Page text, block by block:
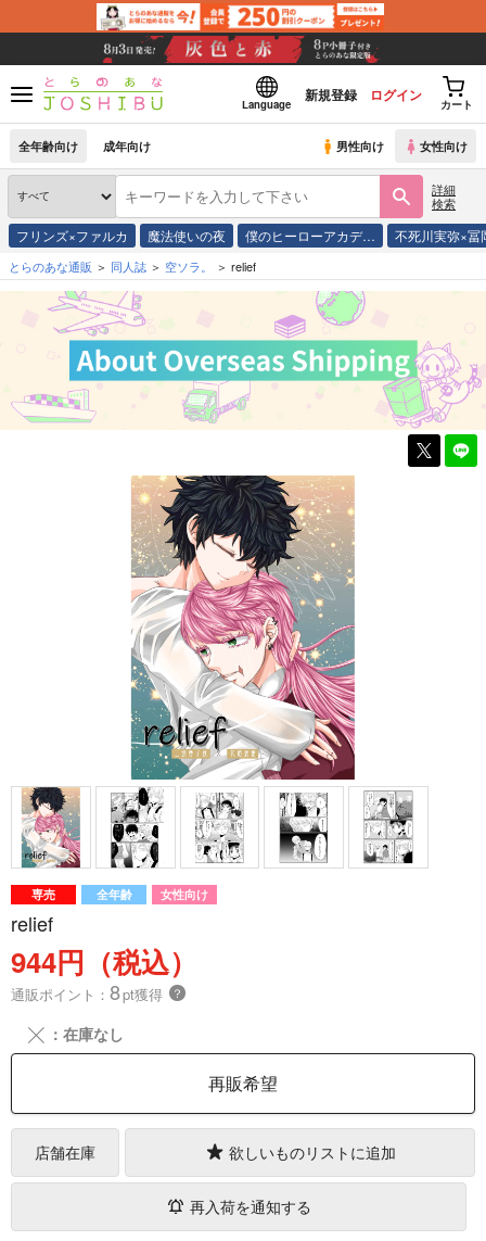
Language
新規登録 ログイン
カート
全年齢向け 成年向け 男性向け 女性向け
詳細
検索
フリンズ×ファルカ 魔法使いの夜 僕のヒーローアカデ… 不死川実弥×冨
とらのあな通販 同人誌 空ソラ。 relief
専売 全年齢 女性向け
relief
944円（税込）
通販ポイント： 8pt獲得 ？
╳ ：在庫なし
再販希望
店舗在庫 欲しいものリストに追加
再入荷を通知する